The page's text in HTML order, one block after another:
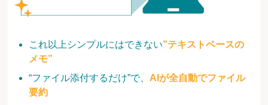
これ以上シンプルにはできない”テキストベースの
メモ”
“ファイル添付するだけ”で、 AIが全自動でファイル
要約